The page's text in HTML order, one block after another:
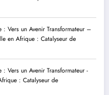
: Vers un Avenir Transformateur –
en Afrique : Catalyseur de
Vers un Avenir Transformateur -
: Catalyseur de